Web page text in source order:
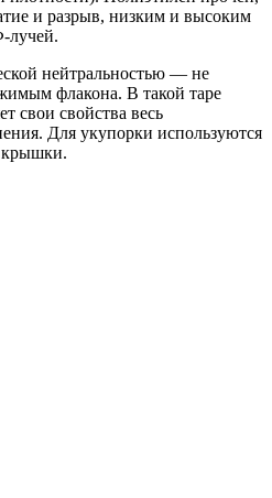
и разрыв, низким и высоким
лучей.
нейтральностью — не
флакона. В такой таре
свои свойства весь
Для укупорки используются
крышки.